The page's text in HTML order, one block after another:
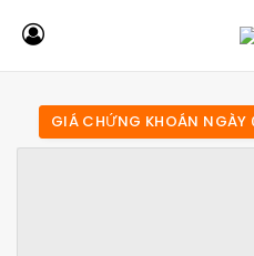
GIÁ CHỨNG KHOÁN